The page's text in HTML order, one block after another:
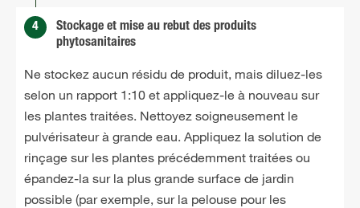
4
Stockage et mise au rebut des produits
phytosanitaires
Ne stockez aucun résidu de produit, mais diluez-les
selon un rapport 1:10 et appliquez-le à nouveau sur
les plantes traitées. Nettoyez soigneusement le
pulvérisateur à grande eau. Appliquez la solution de
rinçage sur les plantes précédemment traitées ou
épandez-la sur la plus grande surface de jardin
possible (par exemple, sur la pelouse pour les